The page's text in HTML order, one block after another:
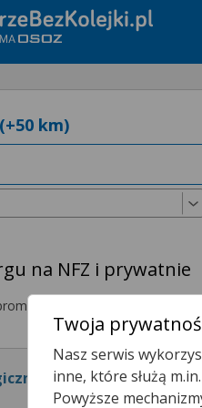
na NFZ i prywatnie
Twoja
Nasz serwis
inne, które służą
Powyższe